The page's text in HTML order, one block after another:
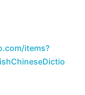
items?